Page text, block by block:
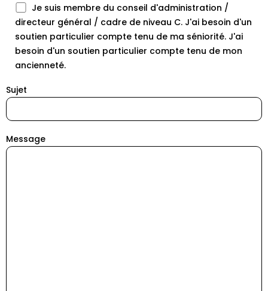
Je suis membre du conseil d'administration /
directeur général / cadre de niveau C. J'ai besoin d'un
soutien particulier compte tenu de ma séniorité. J'ai
besoin d'un soutien particulier compte tenu de mon
ancienneté.
Sujet
Message